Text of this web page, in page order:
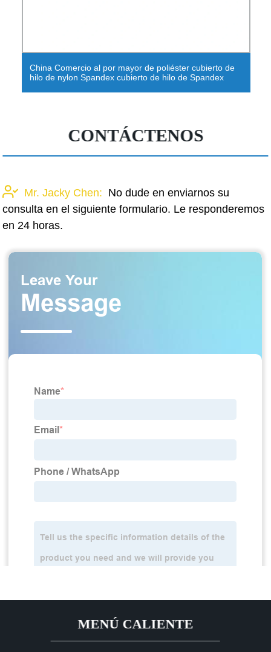
al por mayor de poliéster cubierto de
cubierto de hilo de Spandex
Hilado cubierto
cubierto de
cubierto de
CONTÁCTENOS
Mr. Jacky Chen: No dude en enviarnos su
consulta en el siguiente formulario. Le responderemos
en 24 horas.
MENÚ CALIENTE